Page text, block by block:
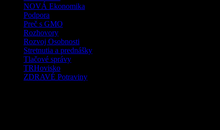
NOVÁ Ekonomika
Podpora
Preč s GMO
Rozhovory
Rozvoj Osobnosti
Stretnutia a prednášky
Tlačové správy
TRHovisko
ZDRAVÉ Potraviny